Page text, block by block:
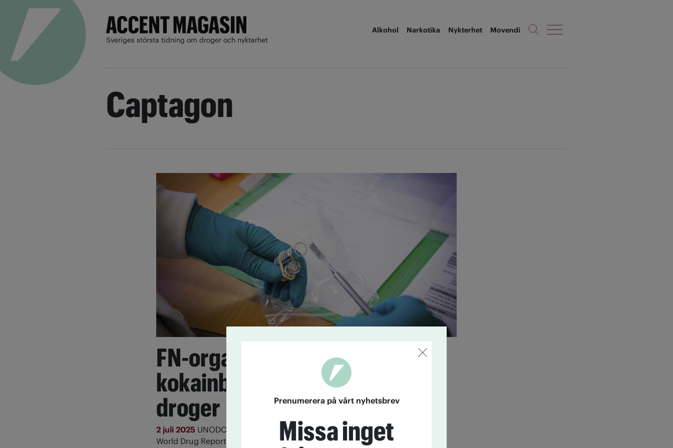
Sveriges största tidning om droger och nykterhet
Alkohol Narkotika Nykterhet Movendi
Captagon
FN-organ varnar för
kokainboom och syntetiska
droger
2 juli 2025 UNODC ser flera utmaningar i den senaste upplagan av
World Drug Report.
Prenumerera på vårt nyhetsbrev
Missa inget